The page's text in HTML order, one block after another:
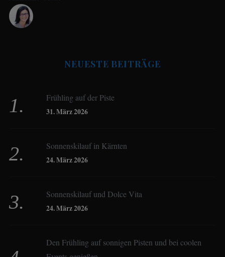
Birgit Werner
Christoph Schrahe
NEUESTE BEITRÄGE
Frühling auf der Piste
31. März 2026
Sonnenskilauf in Kärnten
24. März 2026
Sonnenskilauf und Dolce Vita
24. März 2026
Den Frühling auf sonnigen Pisten und bei coolen